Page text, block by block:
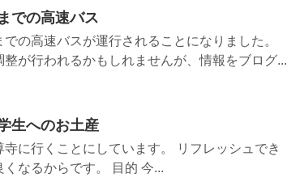
での高速バス
の高速バスが運行されることになりました。
が行われるかもしれませんが、情報をブログ...
生へのお土産
に行くことにしています。 リフレッシュでき
なるからです。 目的 今...